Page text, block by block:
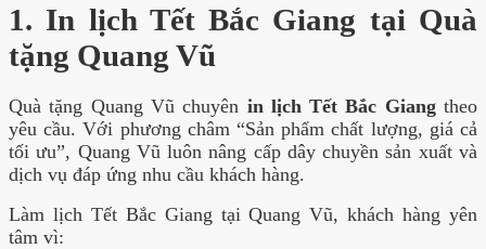
1. In lịch Tết Bắc Giang tại Quà
tặng Quang Vũ
Quà tặng Quang Vũ chuyên in lịch Tết Bắc Giang theo
yêu cầu. Với phương châm “Sản phẩm chất lượng, giá cả
tối ưu”, Quang Vũ luôn nâng cấp dây chuyền sản xuất và
dịch vụ đáp ứng nhu cầu khách hàng.
Làm lịch Tết Bắc Giang tại Quang Vũ, khách hàng yên
tâm vì: